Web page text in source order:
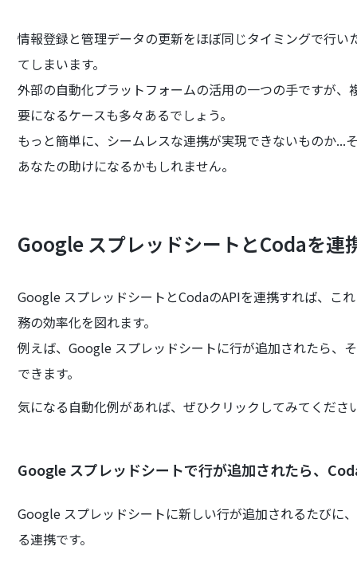
情報登録と管理データの更新をほぼ同じタイミングで行
てしまいます。
外部の自動化プラットフォームの活用の一つの手ですが
要になるケースも多々あるでしょう。
もっと簡単に、シームレスな連携が実現できないものか
あなたの助けになるかもしれません。
Google スプレッドシートとCodaを連
Google スプレッドシートとCodaのAPIを連携すれば、こ
務の効率化を図れます。
例えば、Google スプレッドシートに行が追加されたら、
できます。
気になる自動化例があれば、ぜひクリックしてみてくださ
Google スプレッドシートで行が追加されたら、
Google スプレッドシートに新しい行が追加されるたびに
る連携です。